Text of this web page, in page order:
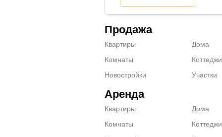
Продажа
Квартиры
Комнаты
Новостройки
Дома
Коттеджи
Участки
Аренда
Квартиры
Комнаты
Дома
Коттеджи